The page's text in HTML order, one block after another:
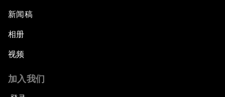
新闻稿
相册
视频
加入我们